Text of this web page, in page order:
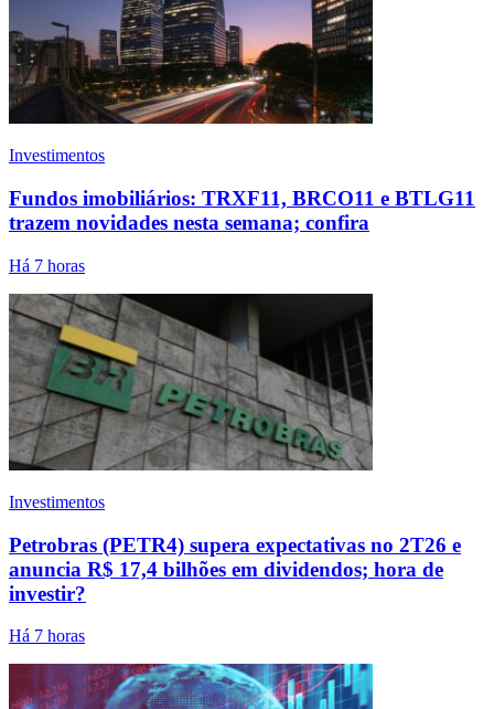
Investimentos
Fundos imobiliários: TRXF11, BRCO11 e BTLG11
trazem novidades nesta semana; confira
Há 7 horas
Investimentos
Petrobras (PETR4) supera expectativas no 2T26 e
anuncia R$ 17,4 bilhões em dividendos; hora de
investir?
Há 7 horas